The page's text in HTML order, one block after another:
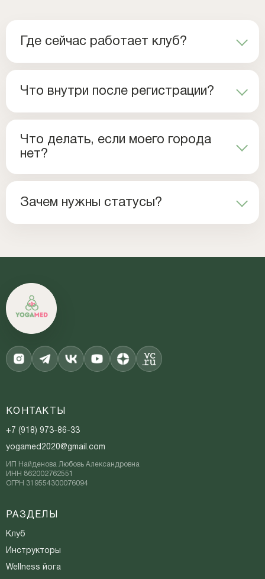
Где сейчас работает клуб?
Что внутри после регистрации?
Что делать, если моего города
нет?
Зачем нужны статусы?
КОНТАКТЫ
+7 (918) 973-86-33
yogamed2020@gmail.com
ИП Найденова Любовь Александровна
ИНН 862002762551
ОГРН 319554300076094
РАЗДЕЛЫ
Клуб
Инструкторы
Wellness йога